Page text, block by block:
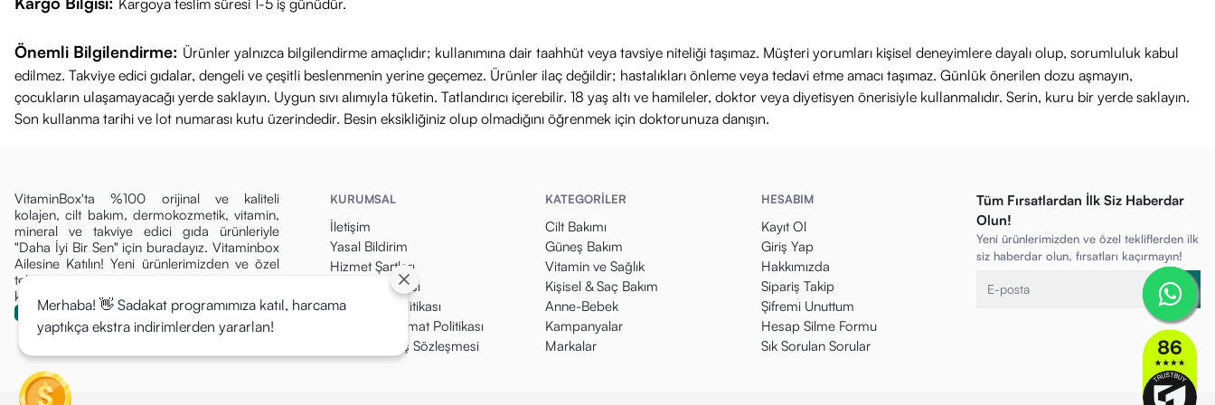
Kargoya teslim süresi 1-5 iş günüdür.
Önemli Bilgilendirme: Ürünler yalnızca bilgilendirme amaçlıdır; kullanımına dair taahhüt veya tavsiye niteliği taşımaz. Müşteri yorumları kişisel deneyimlere dayalı olup, sorumluluk kabul
edilmez. Takviye edici gıdalar, dengeli ve çeşitli beslenmenin yerine geçemez. Ürünler ilaç değildir; hastalıkları önleme veya tedavi etme amacı taşımaz. Günlük önerilen dozu aşmayın,
çocukların ulaşamayacağı yerde saklayın. Uygun sıvı alımıyla tüketin. Tatlandırıcı içerebilir. 18 yaş altı ve hamileler, doktor veya diyetisyen önerisiyle kullanmalıdır. Serin, kuru bir yerde saklayın.
Son kullanma tarihi ve lot numarası kutu üzerindedir. Besin eksikliğiniz olup olmadığını öğrenmek için doktorunuza danışın.
VitaminBox'ta %100 orijinal ve kaliteli
kolajen, cilt bakım, dermokozmetik, vitamin,
mineral ve takviye edici gıda ürünleriyle
"Daha İyi Bir Sen" için buradayız. Vitaminbox
Ailesine Katılın! Yeni ürünlerimizden ve özel
tekliflerden ilk siz haberdar olun, fırsatları
kaçırmayın!
KURUMSAL
İletişim
Yasal Bildirim
Hizmet Şartları
Gizlilik Politikası
Para İade Politikası
Kargo & Teslimat Politikası
Mesafeli Satış Sözleşmesi
KATEGORİLER
Cilt Bakımı
Güneş Bakım
Vitamin ve Sağlık
Kişisel & Saç Bakım
Anne-Bebek
Kampanyalar
Markalar
HESABIM
Kayıt Ol
Giriş Yap
Hakkımızda
Sipariş Takip
Şifremi Unuttum
Hesap Silme Formu
Sık Sorulan Sorular
Tüm Fırsatlardan İlk Siz Haberdar
Olun!
Yeni ürünlerimizden ve özel tekliflerden ilk
siz haberdar olun, fırsatları kaçırmayın!
Merhaba! 👋 Sadakat programımıza katıl, harcama
yaptıkça ekstra indirimlerden yararlan!